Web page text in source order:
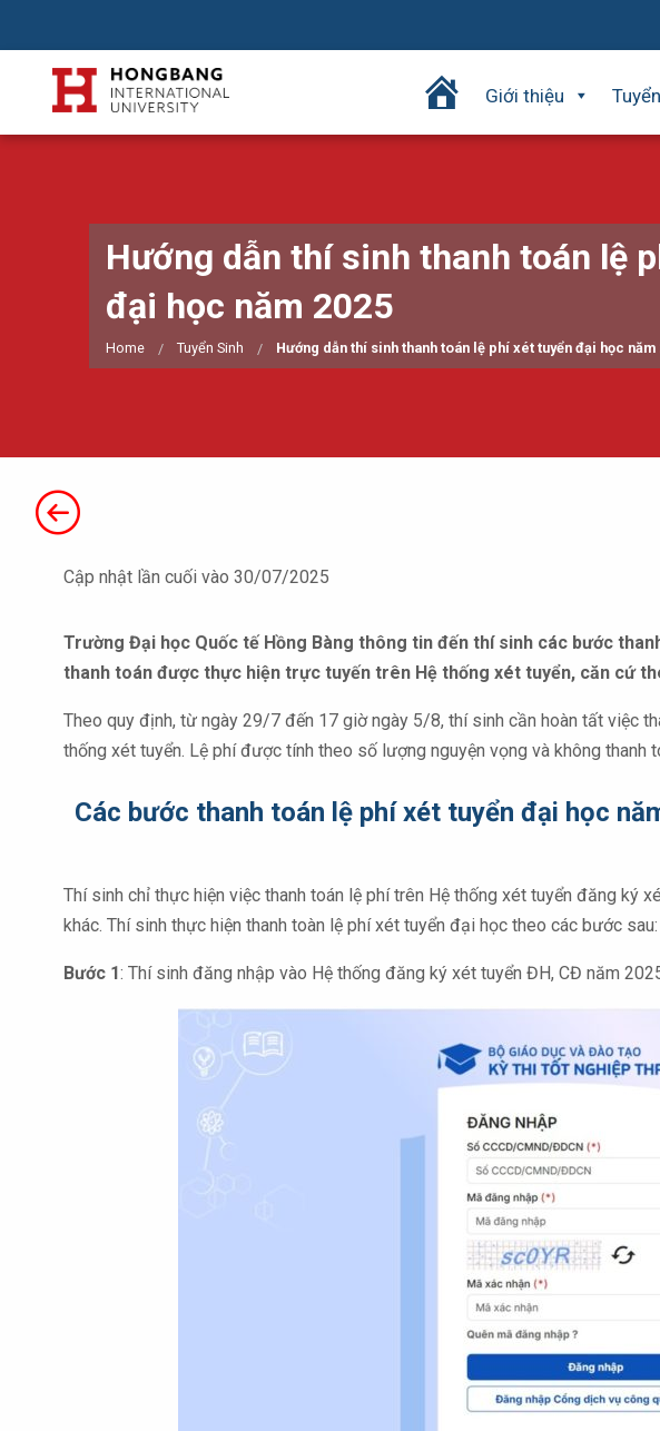
a
h
Giới thiệu
Hướng dẫn thí sinh thanh toán lệ
đại học năm 2025
Home Tuyển Sinh Hướng dẫn thí sinh thanh toán lệ phí xét tuyển đại học năm
Cập nhật lần cuối vào 30/07/2025
Trường Đại học Quốc tế Hồng Bàng thông tin đến thí sinh các bước
thanh toán được thực hiện trực tuyến trên Hệ thống xét tuyển, căn cứ
Theo quy định, từ ngày 29/7 đến 17 giờ ngày 5/8, thí sinh cần hoàn tất việc
thống xét tuyển. Lệ phí được tính theo số lượng nguyện vọng và không thanh
Các bước thanh toán lệ phí xét tuyển đại học
Thí sinh chỉ thực hiện việc thanh toán lệ phí trên Hệ thống xét tuyển đăng ký
khác. Thí sinh thực hiện thanh toàn lệ phí xét tuyển đại học theo các bước sau:
Bước 1: Thí sinh đăng nhập vào Hệ thống đăng ký xét tuyển ĐH, CĐ năm